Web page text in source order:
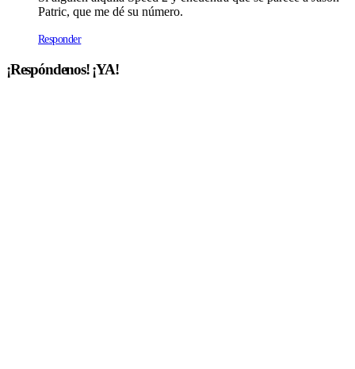
Patric, que me dé su número.
Responder
¡Respóndenos! ¡YA!